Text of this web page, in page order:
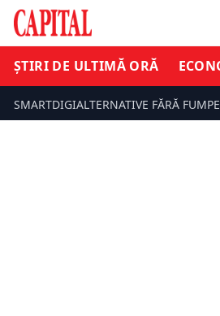
ȘTIRI DE ULTIMĂ ORĂ
SMARTDIGIALTERNATIVE FĂRĂ FUM